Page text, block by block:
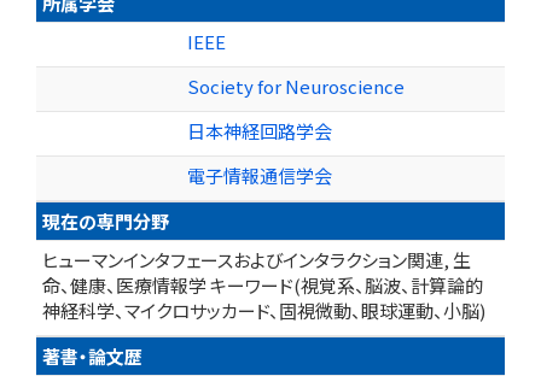
IEEE
Society for Neuroscience
日本神経回路学会
電子情報通信学会
現在の専門分野
ヒューマンインタフェースおよびインタラクション関連, 生
命、健康、医療情報学 キーワード(視覚系、脳波、計算論的
神経科学、マイクロサッカード、固視微動、眼球運動、小脳)
著書・論文歴